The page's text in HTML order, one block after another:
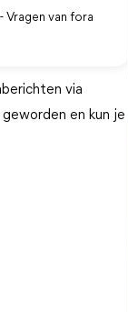
- Vragen van fora
via
en kun je